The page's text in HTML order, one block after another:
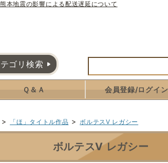
熊本地震の影響による配送遅延について
ゴリ検索
Ｑ＆Ａ 会員登録/ログイン
> 「ほ」タイトル作品 > ボルテスV レガシー
ボルテスV レガシー